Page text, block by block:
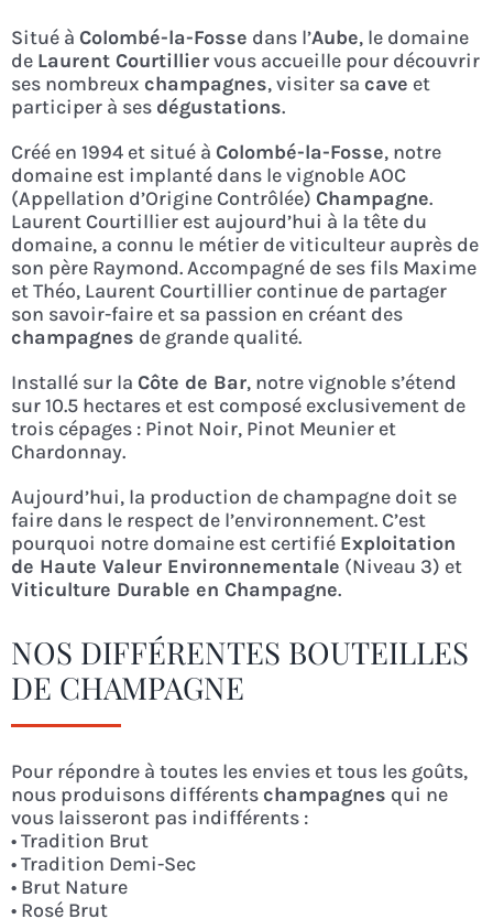
Situé à Colombé-la-Fosse dans l’Aube, le domaine
de Laurent Courtilliervous accueille pour découvrir
ses nombreux champagnes, visiter sa cave et
participer à ses dégustations.
Créé en 1994 et situé à Colombé-la-Fosse, notre
domaine est implanté dans le vignoble AOC
(Appellation d’Origine Contrôlée) Champagne.
Laurent Courtillier est aujourd’hui à la tête du
domaine, a connu le métier de viticulteur auprès de
son père Raymond. Accompagné de ses fils Maxime
et Théo, Laurent Courtillier continue de partager
son savoir-faire et sa passion en créant des
champagnes de grande qualité.
Installé sur la Côte de Bar, notre vignoble s’étend
sur 10.5 hectares et est composé exclusivement de
trois cépages : Pinot Noir, Pinot Meunier et
Chardonnay.
Aujourd’hui, la production de champagne doit se
faire dans le respect de l’environnement. C’est
pourquoi notre domaine est certifié Exploitation
de Haute Valeur Environnementale (Niveau 3) et
Viticulture Durable en Champagne.
NOS DIFFÉRENTES BOUTEILLES
DE CHAMPAGNE
Pour répondre à toutes les envies et tous les goûts,
nous produisons différentschampagnes qui ne
vous laisseront pas indifférents :
• Tradition Brut
• Tradition Demi-Sec
• Brut Nature
• Rosé Brut